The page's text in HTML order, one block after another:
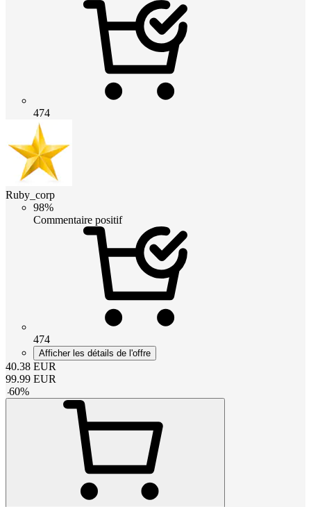
474
Ruby_corp
98%
Commentaire positif
474
Afficher les détails de l'offre
40.38 EUR
99.99 EUR
-60%